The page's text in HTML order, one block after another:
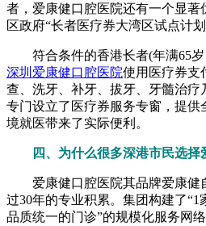
者，爱康健口腔医院还有一个显
区政府“长者医疗券大湾区试点计
符合条件的香港长者(年满65岁
深圳爱康健口腔医院使用医疗券支
查、洗牙、补牙、拔牙、牙髓治
专门设立了医疗券服务专窗，提供
境就医带来了实际便利。
四、为什么很多深港市民选择
爱康健口腔医院其品牌爱康健
过30年的专业积累。集团构建了“1
品质统一的门诊”的规模化服务网